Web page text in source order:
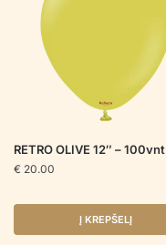
RETRO OLIVE 12″ – 100vnt
€ 20.00
Į KREPŠELĮ